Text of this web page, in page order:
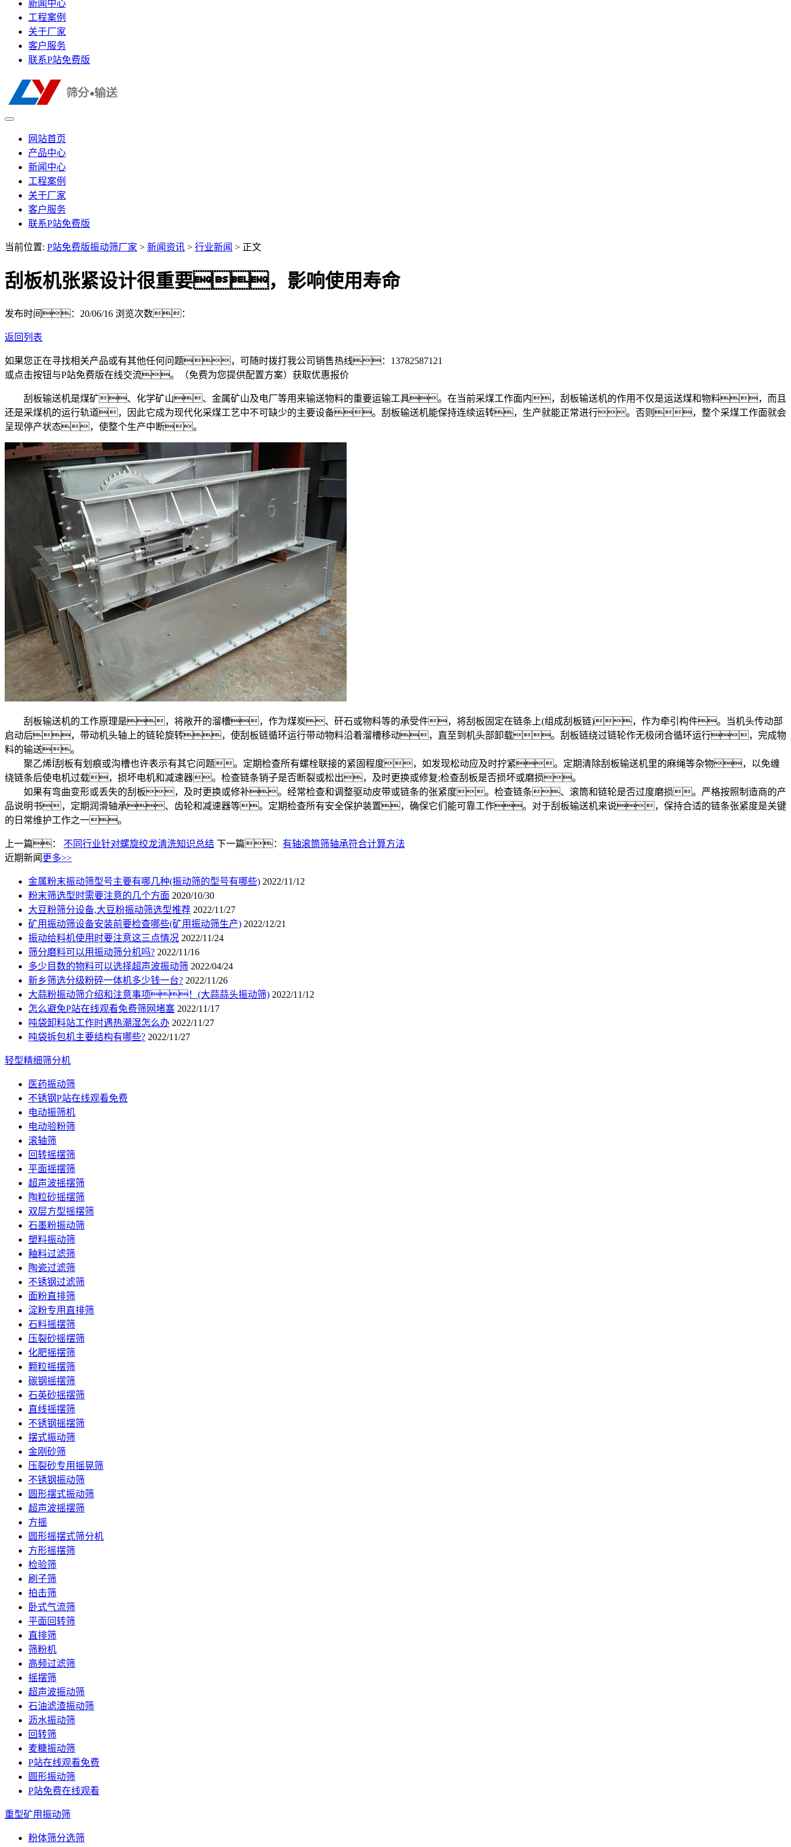
新闻中心
工程案例
关于厂家
客户服务
联系P站免费版
网站首页
产品中心
新闻中心
工程案例
关于厂家
客户服务
联系P站免费版
当前位置: P站免费版振动筛厂家 > 新闻资讯 > 行业新闻 > 正文
刮板机张紧设计很重要，影响使用寿命
发布时间：20/06/16 浏览次数：
返回列表
如果您正在寻找相关产品或有其他任何问题，可随时拨打我公司销售热线： 13782587121
或点击按钮与P站免费版在线交流。（免费为您提供配置方案） 获取优惠报价
刮板输送机是煤矿、化学矿山、金属矿山及电厂等用来输送物料的重要运输工具。在当前采煤工作面内，刮板输送机的作用不仅是运送煤和物料，而且
还是采煤机的运行轨道，因此它成为现代化采煤工艺中不可缺少的主要设备。刮板输送机能保持连续运转，生产就能正常进行。否则，整个采煤工作面就会
呈现停产状态，使整个生产中断。
刮板输送机的工作原理是，将敞开的溜槽，作为煤炭、矸石或物料等的承受件，将刮板固定在链条上(组成刮板链)，作为牵引构件。当机头传动部
启动后，带动机头轴上的链轮旋转，使刮板链循环运行带动物料沿着溜槽移动，直至到机头部卸载。刮板链绕过链轮作无极闭合循环运行，完成物
料的输送。
聚乙烯Í刮板有划痕或沟槽也许表示有其它问题。定期检查所有螺栓联接的紧固程度，如发现松动应及时拧紧。定期清除刮板输送机里的麻绳等杂物，以免缠
绕链条后使电机过载，损坏电机和减速器。检查链条销子是否断裂或松出，及时更换或修复;检查刮板是否损坏或磨损。
如果有弯曲变形或丢失的刮板，及时更换或修补。经常检查和调整驱动皮带或链条的张紧度。检查链条、滚筒和链轮是否过度磨损。严格按照制造商的产
品说明书，定期润滑轴承、齿轮和减速器等。定期检查所有安全保护装置，确保它们能可靠工作。对于刮板输送机来说，保持合适的链条张紧度是关键
的日常维护工作之一。
上一篇： 不同行业针对螺旋绞龙清洗知识总结 下一篇： 有轴滚筒筛轴承符合计算方法
近期新闻 更多>>
金属粉末振动筛型号主要有哪几种(振动筛的型号有哪些) 2022/11/12
粉末筛选型时需要注意的几个方面 2020/10/30
大豆粉筛分设备,大豆粉振动筛选型推荐 2022/11/27
矿用振动筛设备安装前要检查哪些(矿用振动筛生产) 2022/12/21
振动给料机使用时要注意这三点情况 2022/11/24
筛分磨料可以用振动筛分机吗? 2022/11/16
多少目数的物料可以选择超声波振动筛 2022/04/24
新乡筛选分级粉碎一体机多少钱一台? 2022/11/26
大蒜粉振动筛介绍和注意事项！(大蒜蒜头振动筛) 2022/11/12
怎么避免P站在线观看免费筛网堵塞 2022/11/17
吨袋卸料站工作时遇热潮湿怎么办 2022/11/27
吨袋拆包机主要结构有哪些? 2022/11/27
轻型精细筛分机
医药振动筛
不锈钢P站在线观看免费
电动振筛机
电动验粉筛
滚轴筛
回转摇摆筛
平面摇摆筛
超声波摇摆筛
陶粒砂摇摆筛
双层方型摇摆筛
石墨粉振动筛
塑料振动筛
釉料过滤筛
陶瓷过滤筛
不锈钢过滤筛
面粉直排筛
淀粉专用直排筛
石料摇摆筛
压裂砂摇摆筛
化肥摇摆筛
颗粒摇摆筛
碳钢摇摆筛
石英砂摇摆筛
直线摇摆筛
不锈钢摇摆筛
摆式振动筛
金刚砂筛
压裂砂专用摇晃筛
不锈钢振动筛
圆形摆式振动筛
超声波摇摆筛
方摇
圆形摇摆式筛分机
方形摇摆筛
检验筛
刷子筛
拍击筛
卧式气流筛
平面回转筛
直排筛
筛粉机
高频过滤筛
摇摆筛
超声波振动筛
石油滤渣振动筛
沥水振动筛
回转筛
麦糠振动筛
P站在线观看免费
圆形振动筛
P站免费在线观看
重型矿用振动筛
粉体筛分选筛